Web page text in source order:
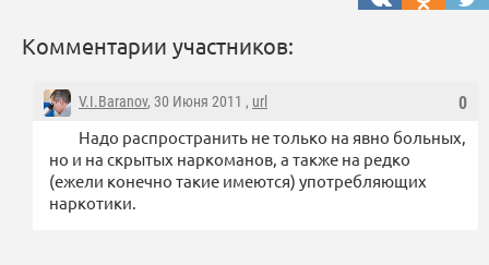
Комментарии участников:
0
V.I.Baranov, 30 Июня 2011 , url
Надо распространить не только на явно больных,
но и на скрытых наркоманов, а также на редко
(ежели конечно такие имеются) употребляющих
наркотики.